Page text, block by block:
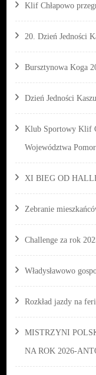
Klif Chłapowo
20. Dzień Jedności
Bursztynowa Koga
Dzień Jedności
Klub Sportowy Klif
Województwa
XI BIEG OD
Zebranie
Challenge za rok
Władysławowo
Rozkład jazdy na
MISTRZYNI
NA ROK 2026-